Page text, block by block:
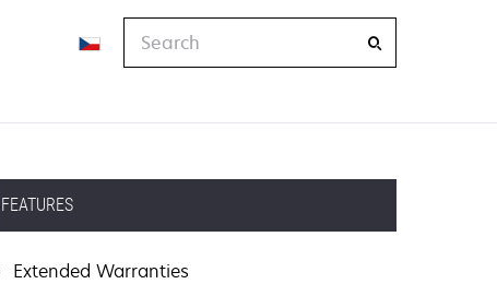
FEATURES
Extended Warranties